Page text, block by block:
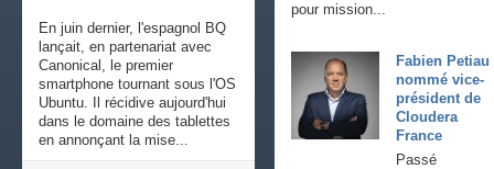
pour mission...
Fabien Petiau
nommé vice-
président de
Cloudera
France
Passé
En juin dernier, l'espagnol BQ
lançait, en partenariat avec
Canonical, le premier
smartphone tournant sous l'OS
Ubuntu. Il récidive aujourd'hui
dans le domaine des tablettes
en annonçant la mise...